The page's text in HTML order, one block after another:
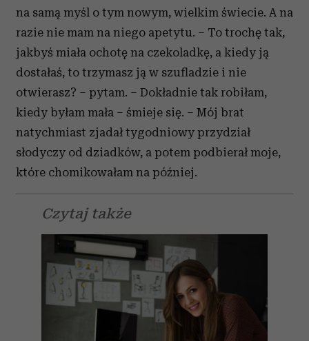
na samą myśl o tym nowym, wielkim świecie. A na
razie nie mam na niego apetytu. – To trochę tak,
jakbyś miała ochotę na czekoladkę, a kiedy ją
dostałaś, to trzymasz ją w szufladzie i nie
otwierasz? – pytam. – Dokładnie tak robiłam,
kiedy byłam mała – śmieje się. – Mój brat
natychmiast zjadał tygodniowy przydział
słodyczy od dziadków, a potem podbierał moje,
które chomikowałam na później.
Czytaj także